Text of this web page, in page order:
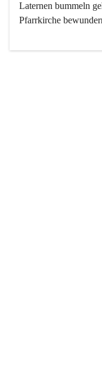
Laternen bummeln
Pfarrkirche
Der Weinbau